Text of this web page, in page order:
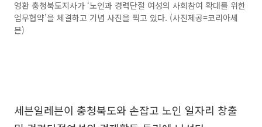
영환 충청북도지사가 ‘노인과 경력단절 여성의 사회참여 확대를 위한
업무협약’을 체결하고 기념 사진을 찍고 있다. (사진제공=코리아세
븐)
세븐일레븐이 충청북도와 손잡고 노인 일자리 창출